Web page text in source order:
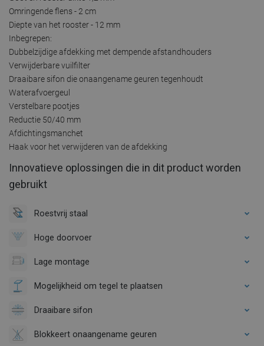
Omringende flens - 2 cm
Diepte van het rooster - 12 mm
Inbegrepen:
Dubbelzijdige afdekking met dempende afstandhouders
Verwijderbare vuilfilter
Draaibare sifon die onaangename geuren tegenhoudt
Waterafvoergeul
Verstelbare pootjes
Reductie 50/40 mm
Afdichtingsmanchet
Haak voor het verwijderen van de afdekking
Innovatieve oplossingen die in dit product worden
gebruikt
Roestvrij staal
Hoge doorvoer
Lage montage
Mogelijkheid om tegel te plaatsen
Draaibare sifon
Blokkeert onaangename geuren